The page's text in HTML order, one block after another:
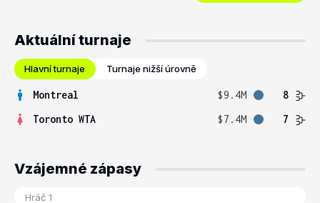
Aktuální turnaje
Hlavní turnaje Turnaje nižší úrovně
Montreal $9.4M
8
Toronto WTA
$7.4M 7
Vzájemné zápasy